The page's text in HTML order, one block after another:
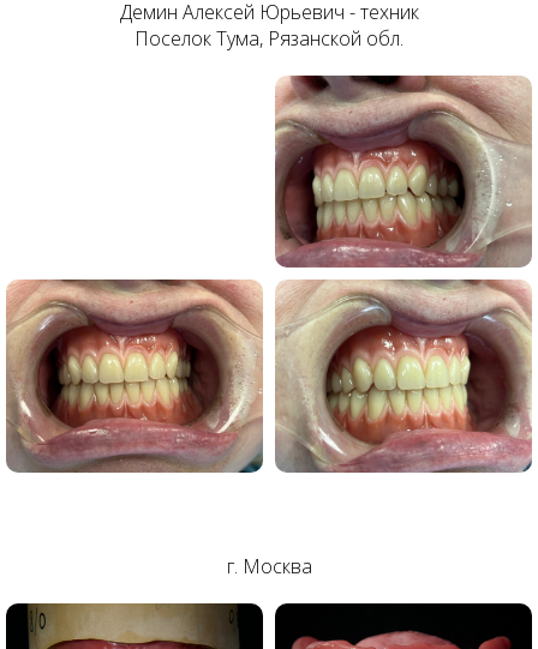
Демин Алексей Юрьевич - техник
Поселок Тума, Рязанской обл.
г. Москва